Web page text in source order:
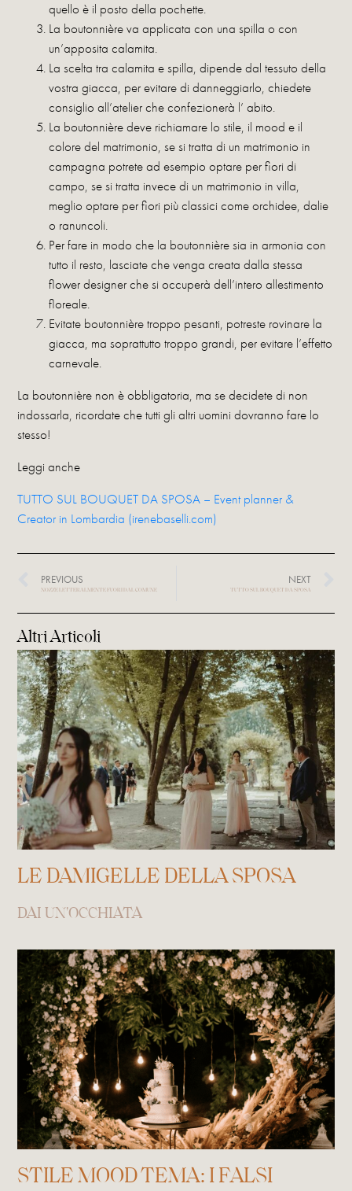
quello è il posto della pochette.
La boutonnière va applicata con una spilla o con
un’apposita calamita.
La scelta tra calamita e spilla, dipende dal tessuto della
vostra giacca, per evitare di danneggiarlo, chiedete
consiglio all’atelier che confezionerà l’ abito.
La boutonnière deve richiamare lo stile, il mood e il
colore del matrimonio, se si tratta di un matrimonio in
campagna potrete ad esempio optare per fiori di
campo, se si tratta invece di un matrimonio in villa,
meglio optare per fiori più classici come orchidee, dalie
o ranuncoli.
Per fare in modo che la boutonnière sia in armonia con
tutto il resto, lasciate che venga creata dalla stessa
flower designer che si occuperà dell’intero allestimento
floreale.
Evitate boutonnière troppo pesanti, potreste rovinare la
giacca, ma soprattutto troppo grandi, per evitare l’effetto
carnevale.
La boutonnière non è obbligatoria, ma se decidete di non
indossarla, ricordate che tutti gli altri uomini dovranno fare lo
stesso!
Leggi anche
TUTTO SUL BOUQUET DA SPOSA – Event planner &
Creator in Lombardia (irenebaselli.com)
PREVIOUS
NOZZE LETTERALMENTE FUORI DAL COMUNE
NEXT
TUTTO SUL BOUQUET DA SPOSA
Altri Articoli
LE DAMIGELLE DELLA SPOSA
DAI UN'OCCHIATA
STILE MOOD TEMA: I FALSI